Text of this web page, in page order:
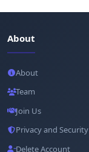
About
About
Team
Join Us
Privacy and Security
Delete Account